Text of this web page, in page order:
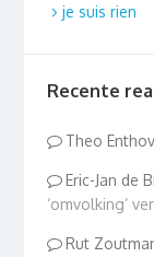
je suis rien
Recente
Theo
Eric-Jan de
‘omvolking’
Rut